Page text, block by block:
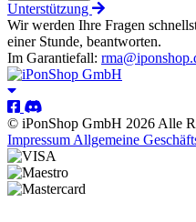
Unterstützung
Wir werden Ihre Fragen
einer Stunde, beantworten.
Im Garantiefall:
© iPonShop GmbH 2026 Alle
Impressum Allgemeine